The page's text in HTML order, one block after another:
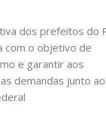
dos prefeitos do
com o objetivo de
e garantir aos
demandas junto